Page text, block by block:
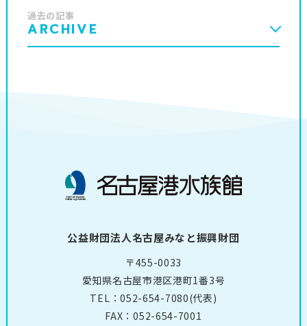
過去の記事
ARCHIVE
公益財団法人名古屋みなと振興財団
〒455-0033
愛知県名古屋市港区港町1番3号
TEL：052-654-7080(代表)
FAX：052-654-7001